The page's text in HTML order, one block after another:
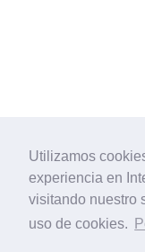
Utilizamos
experiencia en
visitando nuestro
uso de cookies.